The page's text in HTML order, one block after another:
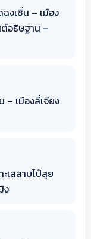
งเซิ่น – เมือง
อธิษฐาน –
– เมืองลี่เจียง
เลสาบไป๋สุย
ง